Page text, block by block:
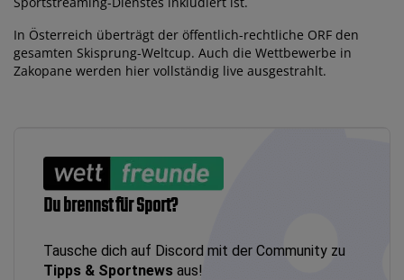
In Österreich überträgt der öffentlich-rechtliche ORF den
gesamten Skisprung-Weltcup. Auch die Wettbewerbe in
Zakopane werden hier vollständig live ausgestrahlt.
Du brennst für Sport?
Tausche dich auf Discord mit der Community zu
Tipps & Sportnews aus!